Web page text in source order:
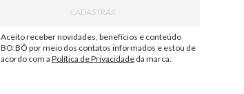
CADASTRAR
Aceito receber novidades, benefícios e conteúdo
BO.BÔ por meio dos contatos informados e estou de
acordo com a Política de Privacidadeda marca.